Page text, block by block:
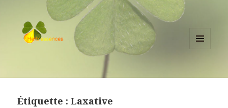
herbessences.fr
Étiquette :Laxative